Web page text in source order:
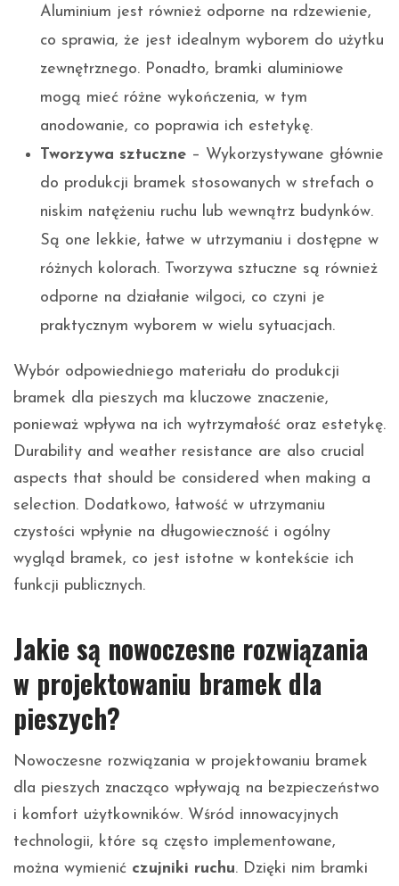
Aluminium jest również odporne na rdzewienie,
co sprawia, że jest idealnym wyborem do użytku
zewnętrznego. Ponadto, bramki aluminiowe
mogą mieć różne wykończenia, w tym
anodowanie, co poprawia ich estetykę.
Tworzywa sztuczne – Wykorzystywane głównie
do produkcji bramek stosowanych w strefach o
niskim natężeniu ruchu lub wewnątrz budynków.
Są one lekkie, łatwe w utrzymaniu i dostępne w
różnych kolorach. Tworzywa sztuczne są również
odporne na działanie wilgoci, co czyni je
praktycznym wyborem w wielu sytuacjach.
Wybór odpowiedniego materiału do produkcji
bramek dla pieszych ma kluczowe znaczenie,
ponieważ wpływa na ich wytrzymałość oraz estetykę.
Durability and weather resistance are also crucial
aspects that should be considered when making a
selection. Dodatkowo, łatwość w utrzymaniu
czystości wpłynie na długowieczność i ogólny
wygląd bramek, co jest istotne w kontekście ich
funkcji publicznych.
Jakie są nowoczesne rozwiązania
w projektowaniu bramek dla
pieszych?
Nowoczesne rozwiązania w projektowaniu bramek
dla pieszych znacząco wpływają na bezpieczeństwo
i komfort użytkowników. Wśród innowacyjnych
technologii, które są często implementowane,
można wymienić czujniki ruchu. Dzięki nim bramki